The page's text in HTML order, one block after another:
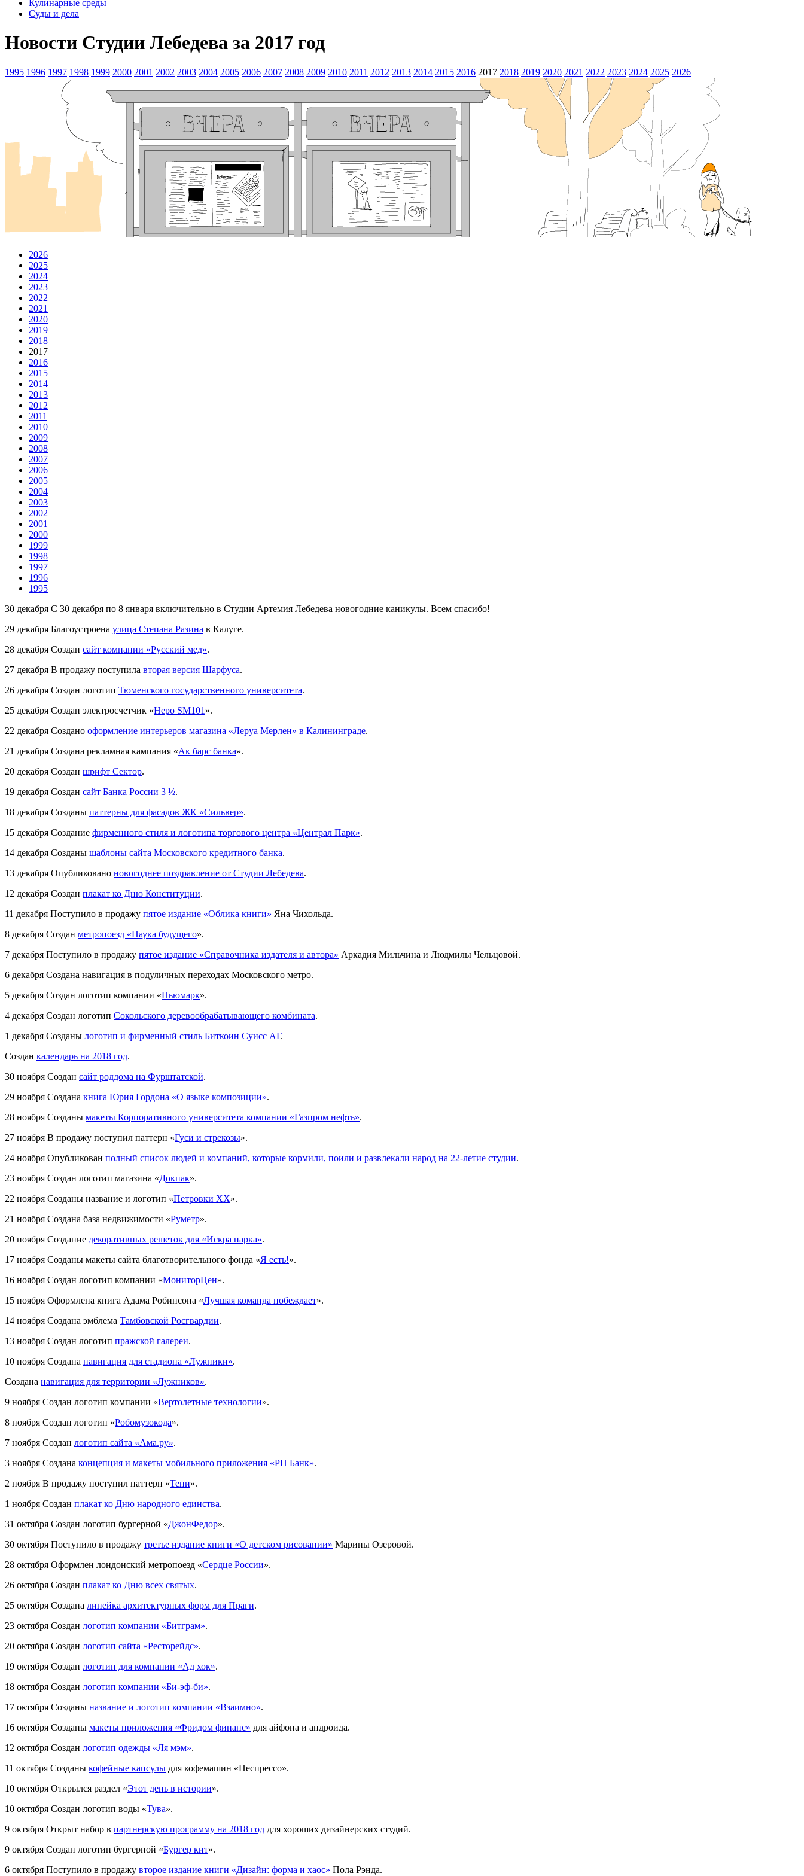
Кулинарные среды
Суды и дела
Новости Студии Лебедева за 2017 год
1995 1996 1997 1998 1999 2000 2001 2002 2003 2004 2005 2006 2007 2008 2009 2010 2011 2012 2013 2014 2015 2016 2017 2018 2019 2020 2021 2022 2023 2024 2025 2026
2026
2025
2024
2023
2022
2021
2020
2019
2018
2017
2016
2015
2014
2013
2012
2011
2010
2009
2008
2007
2006
2005
2004
2003
2002
2001
2000
1999
1998
1997
1996
1995
30 декабря С 30 декабря по 8 января включительно в Студии Артемия Лебедева новогодние каникулы. Всем спасибо!
29 декабря Благоустроена улица Степана Разина в Калуге.
28 декабря Создан сайт компании «Русский мед».
27 декабря В продажу поступила вторая версия Шарфуса.
26 декабря Создан логотип Тюменского государственного университета.
25 декабря Создан электросчетчик «Неро SM101 ».
22 декабря Создано оформление интерьеров магазина «Леруа Мерлен» в Калининграде.
21 декабря Создана рекламная кампания «Ак барс банка».
20 декабря Создан шрифт Сектор.
19 декабря Создан сайт Банка России 3 ½.
18 декабря Созданы паттерны для фасадов ЖК «Сильвер».
15 декабря Создание фирменного стиля и логотипа торгового центра «Централ Парк».
14 декабря Созданы шаблоны сайта Московского кредитного банка.
13 декабря Опубликовано новогоднее поздравление от Студии Лебедева.
12 декабря Создан плакат ко Дню Конституции.
11 декабря Поступило в продажу пятое издание «Облика книги» Яна Чихольда.
8 декабря Создан метропоезд «Наука будущего».
7 декабря Поступило в продажу пятое издание «Справочника издателя и автора» Аркадия Мильчина и Людмилы Чельцовой.
6 декабря Создана навигация в подуличных переходах Московского метро.
5 декабря Создан логотип компании «Ньюмарк».
4 декабря Создан логотип Сокольского деревообрабатывающего комбината.
1 декабря Созданы логотип и фирменный стиль Биткоин Суисс АГ.
Создан календарь на 2018 год.
30 ноября Создан сайт роддома на Фурштатской.
29 ноября Создана книга Юрия Гордона «О языке композиции».
28 ноября Созданы макеты Корпоративного университета компании «Газпром нефть».
27 ноября В продажу поступил паттерн «Гуси и стрекозы».
24 ноября Опубликован полный список людей и компаний, которые кормили, поили и развлекали народ на 22-летие студии.
23 ноября Создан логотип магазина «Докпак».
22 ноября Созданы название и логотип «Петровки ХХ».
21 ноября Создана база недвижимости «Руметр».
20 ноября Создание декоративных решеток для «Искра парка».
17 ноября Созданы макеты сайта благотворительного фонда «Я есть!».
16 ноября Создан логотип компании «МониторЦен».
15 ноября Оформлена книга Адама Робинсона «Лучшая команда побеждает».
14 ноября Создана эмблема Тамбовской Росгвардии.
13 ноября Создан логотип пражской галереи.
10 ноября Создана навигация для стадиона «Лужники».
Создана навигация для территории «Лужников».
9 ноября Создан логотип компании «Вертолетные технологии».
8 ноября Создан логотип «Робомузокода».
7 ноября Создан логотип сайта «Ама.ру».
3 ноября Создана концепция и макеты мобильного приложения «РН Банк».
2 ноября В продажу поступил паттерн «Тени».
1 ноября Создан плакат ко Дню народного единства.
31 октября Создан логотип бургерной «ДжонФедор».
30 октября Поступило в продажу третье издание книги «О детском рисовании» Марины Озеровой.
28 октября Оформлен лондонский метропоезд «Сердце России».
26 октября Создан плакат ко Дню всех святых.
25 октября Создана линейка архитектурных форм для Праги.
23 октября Создан логотип компании «Битграм».
20 октября Создан логотип сайта «Ресторейдс».
19 октября Cоздан логотип для компании «Ад хок».
18 октября Создан логотип компании «Би-эф-би».
17 октября Созданы название и логотип компании «Взаимно».
16 октября Созданы макеты приложения «Фридом финанс» для айфона и андроида.
12 октября Создан логотип одежды «Ля мэм».
11 октября Созданы кофейные капсулы для кофемашин «Неспрессо».
10 октября Открылся раздел «Этот день в истории».
10 октября Создан логотип воды «Тува».
9 октября Открыт набор в партнерскую программу на 2018 год для хороших дизайнерских студий.
9 октября Создан логотип бургерной «Бургер кит».
6 октября Поступило в продажу второе издание книги «Дизайн: форма и хаос» Пола Рэнда.